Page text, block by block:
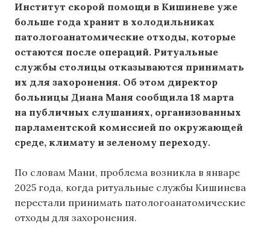
Институт скорой помощи в Кишиневе уже
больше года хранит в холодильниках
патологоанатомические отходы, которые
остаются после операций. Ритуальные
службы столицы отказываются принимать
их для захоронения. Об этом директор
больницы Диана Маня сообщила 18 марта
на публичных слушаниях, организованных
парламентской комиссией по окружающей
среде, климату и зеленому переходу.
По словам Мани, проблема возникла в январе
2025 года, когда ритуальные службы Кишинева
перестали принимать патологоанатомические
отходы для захоронения.